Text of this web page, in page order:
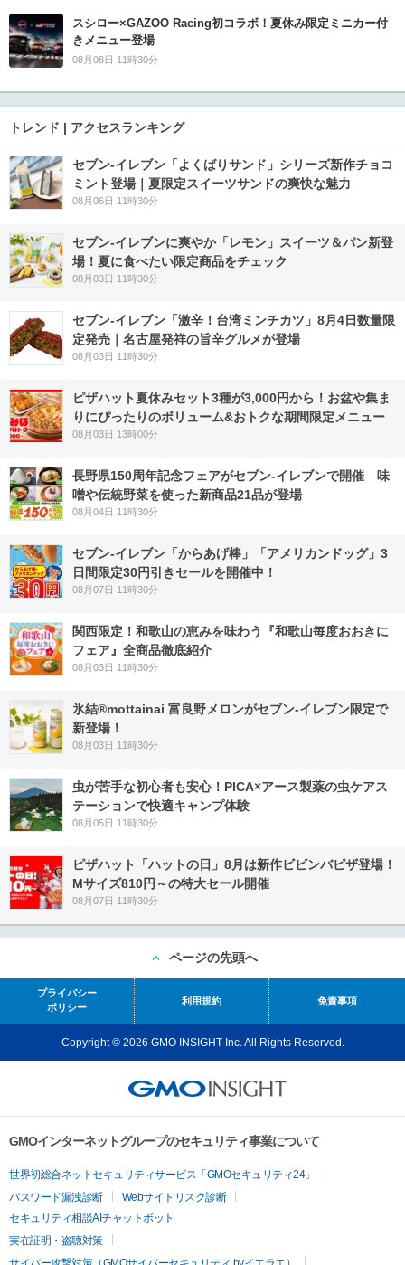
スシロー×GAZOO Racing初コラボ！夏休み限定ミニカー付
きメニュー登場
08月08日 11時30分
トレンド | アクセスランキング
セブン‐イレブン「よくばりサンド」シリーズ新作チョコ
ミント登場｜夏限定スイーツサンドの爽快な魅力
08月06日 11時30分
セブン‐イレブンに爽やか「レモン」スイーツ＆パン新登
場！夏に食べたい限定商品をチェック
08月03日 11時30分
セブン-イレブン「激辛！台湾ミンチカツ」8月4日数量限
定発売｜名古屋発祥の旨辛グルメが登場
08月03日 11時30分
ピザハット夏休みセット3種が3,000円から！お盆や集ま
りにぴったりのボリューム&おトクな期間限定メニュー
08月03日 13時00分
長野県150周年記念フェアがセブン-イレブンで開催 味
噌や伝統野菜を使った新商品21品が登場
08月04日 11時30分
セブン‐イレブン「からあげ棒」「アメリカンドッグ」3
日間限定30円引きセールを開催中！
08月07日 11時30分
関西限定！和歌山の恵みを味わう『和歌山毎度おおきに
フェア』全商品徹底紹介
08月03日 11時30分
氷結®mottainai 富良野メロンがセブン‐イレブン限定で
新登場！
08月03日 11時30分
虫が苦手な初心者も安心！PICA×アース製薬の虫ケアス
テーションで快適キャンプ体験
08月05日 11時30分
ピザハット「ハットの日」8月は新作ビビンバピザ登場！
Mサイズ810円～の特大セール開催
08月07日 11時30分
ページの先頭へ
プライバシー
ポリシー
利用規約 免責事項
Copyright © 2026 GMO INSIGHT Inc. All Rights Reserved.
GMOインターネットグループのセキュリティ事業について
世界初総合ネットセキュリティサービス「GMOセキュリティ24」
パスワード漏洩診断
Webサイトリスク診断
セキュリティ相談AIチャットボット
実在証明・盗聴対策